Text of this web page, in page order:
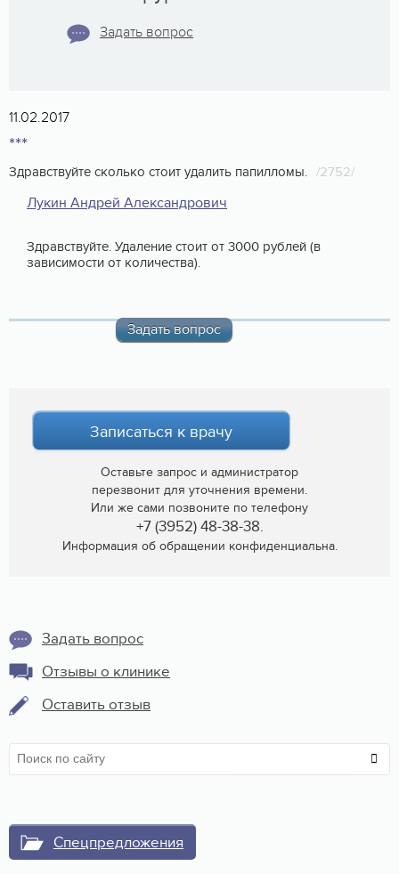
Задать вопрос
11.02.2017
***
Здравствуйте сколько стоит удалить папилломы. /2752/
Задать вопрос
Лукин Андрей Александрович
Здравствуйте. Удаление стоит от 3000 рублей (в
зависимости от количества).
Записаться к врачу
Оставьте запрос и администратор
перезвонит для уточнения времени.
Или же сами позвоните по телефону
+7 (3952) 48-38-38.
Информация об обращении конфиденциальна.
Задать вопрос
Отзывы о клинике
Оставить отзыв
Спецпредложения